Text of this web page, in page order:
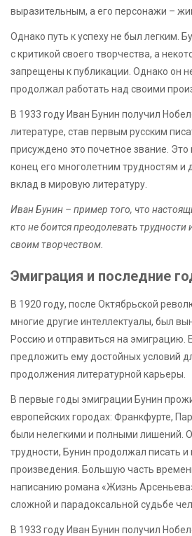
выразительным, а его персонажи –
Однако путь к успеху не был легким.
с критикой своего творчества, а
запрещены к публикации. Однако он
продолжал работать над своими
В 1933 году Иван Бунин получил
литературе, став первым русским
присуждено это почетное звание.
конец его многолетним трудностям и
вклад в мировую литературу.
Иван Бунин – пример того, что
кто не боится преодолевать трудности
своим творчеством.
Эмиграция и последние
В 1920 году, после Октябрьской
многие другие интеллектуалы, был
Россию и отправиться на эмиграцию.
предложить ему достойных условий
продолжения литературной карьеры.
В первые годы эмиграции Бунин
европейских городах: Франкфурте,
были нелегкими и полными лишений.
трудности, Бунин продолжал писать и
произведения. Большую часть
написанию романа «Жизнь
сложной и парадоксальной судьбе
В 1933 году Иван Бунин получил